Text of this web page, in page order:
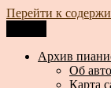
Перейти к
Архив пианистки
Всё для
Архив
Об
Карта